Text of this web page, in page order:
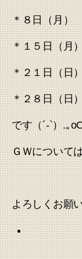
＊８日（月）
＊１５日（月
＊２１日（日
＊２８日（日
です（´-`）.｡
ＧＷについて
よろしくお願